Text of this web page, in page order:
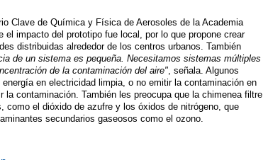
Clave de Química y Física de Aerosoles de la Academia
impacto del prototipo fue local, por lo que propone crear
distribuidas alrededor de los centros urbanos. También
de un sistema es pequeña. Necesitamos sistemas múltiples
de la contaminación del aire" , señala. Algunos
en electricidad limpia, o no emitir la contaminación en
contaminación. También les preocupa que la chimenea filtre
el dióxido de azufre y los óxidos de nitrógeno, que
secundarios gaseosos como el ozono.